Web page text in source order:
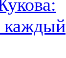
каждый